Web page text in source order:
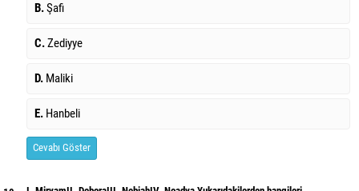
B.Şafi
C.Zediyye
D. Maliki
E. Hanbeli
Cevabı Göster